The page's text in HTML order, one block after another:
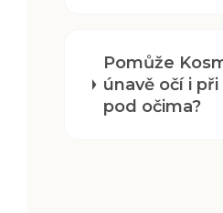
Pomůže
únavě očí i
pod očima?